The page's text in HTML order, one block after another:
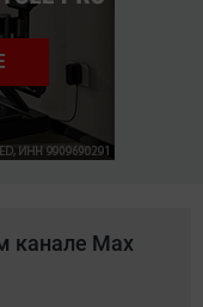
канале Max